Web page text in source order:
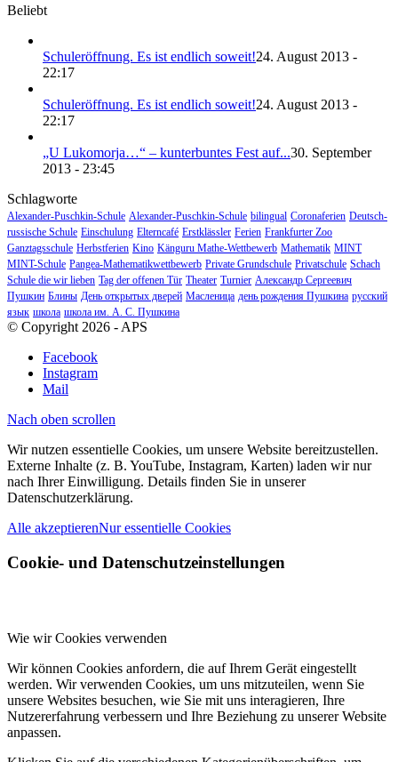
Beliebt
Schuleröffnung. Es ist endlich soweit!24. August 2013 -
22:17
Schuleröffnung. Es ist endlich soweit!24. August 2013 -
22:17
„U Lukomorja…“ – kunterbuntes Fest auf...30. September
2013 - 23:45
Schlagworte
Alexander-Puschkin-Schule Alexander-Puschkin-Schule bilingual Coronaferien Deutsch-
russische Schule Einschulung Elterncafé Erstklässler Ferien Frankfurter Zoo
Ganztagsschule Herbstferien Kino Känguru Mathe-Wettbewerb Mathematik MINT
MINT-Schule Pangea-Mathematikwettbewerb Private Grundschule Privatschule Schach
Schule die wir lieben Tag der offenen Tür Theater Turnier Александр Сергеевич
Пушкин Блины День открытых дверей Масленица день рождения Пушкина русский
язык школа школа им. А. С. Пушкина
© Copyright 2026 - APS
Facebook
Instagram
Mail
Nach oben scrollen
Wir nutzen essentielle Cookies, um unsere Website bereitzustellen.
Externe Inhalte (z. B. YouTube, Instagram, Karten) laden wir nur
nach Ihrer Einwilligung. Details finden Sie in unserer
Datenschutzerklärung.
Alle akzeptierenNur essentielle Cookies
Cookie- und Datenschutzeinstellungen
Wie wir Cookies verwenden
Wir können Cookies anfordern, die auf Ihrem Gerät eingestellt
werden. Wir verwenden Cookies, um uns mitzuteilen, wenn Sie
unsere Websites besuchen, wie Sie mit uns interagieren, Ihre
Nutzererfahrung verbessern und Ihre Beziehung zu unserer Website
anpassen.